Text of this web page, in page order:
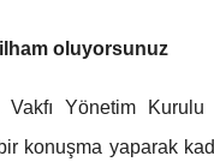
oluyorsunuz
Yönetim Kurulu
konuşma yaparak